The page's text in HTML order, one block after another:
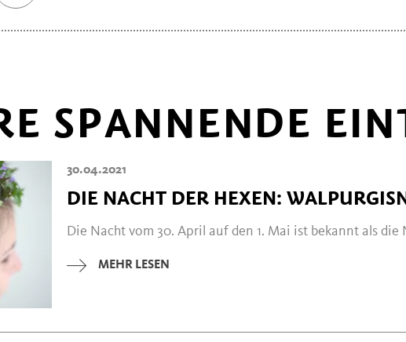
SPANNENDE
30.04.2021
DIE NACHT DER HEXEN:
Die Nacht vom 30. April auf den 1. Mai ist bekannt als die
MEHR LESEN